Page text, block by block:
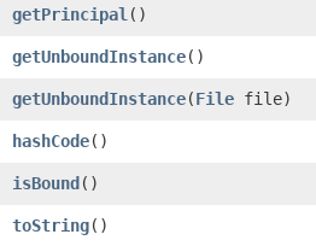
getPrincipal ()
getUnboundInstance()
getUnboundInstance​(File file)
hashCode()
isBound()
toString()